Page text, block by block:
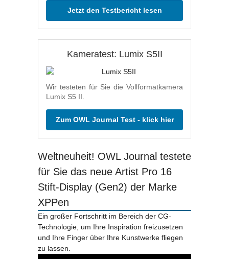
Jetzt den Testbericht lesen
Kameratest: Lumix S5II
Wir testeten für Sie die Vollformatkamera
Lumix S5 II.
Zum OWL Journal Test - klick hier
Weltneuheit! OWL Journal testete
für Sie das neue Artist Pro 16
Stift-Display (Gen2) der Marke
XPPen
Ein großer Fortschritt im Bereich der CG-
Technologie, um Ihre Inspiration freizusetzen
und Ihre Finger über Ihre Kunstwerke fliegen
zu lassen.